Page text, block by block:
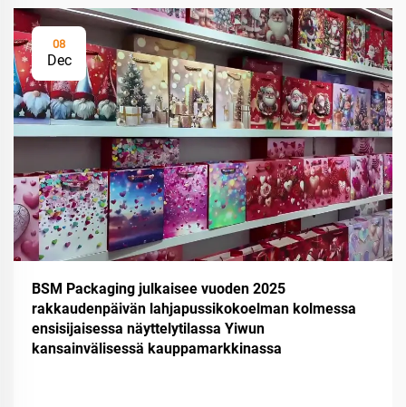
08
Dec
BSM Packaging julkaisee vuoden 2025
rakkaudenpäivän lahjapussikokoelman kolmessa
ensisijaisessa näyttelytilassa Yiwun
kansainvälisessä kauppamarkkinassa